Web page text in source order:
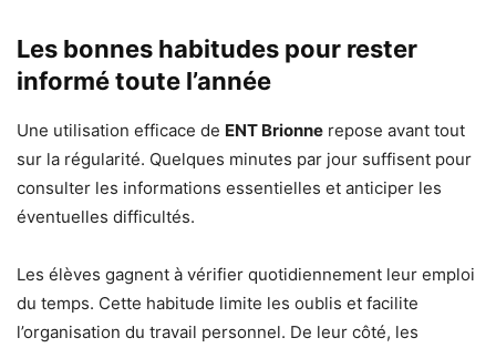
Les bonnes habitudes pour rester
informé toute l’année
Une utilisation efficace de ENT Brionne repose avant tout
sur la régularité. Quelques minutes par jour suffisent pour
consulter les informations essentielles et anticiper les
éventuelles difficultés.
Les élèves gagnent à vérifier quotidiennement leur emploi
du temps. Cette habitude limite les oublis et facilite
l’organisation du travail personnel. De leur côté, les